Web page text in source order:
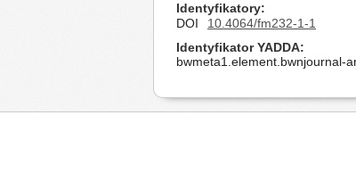
Identyfikatory
DOI
10.4064/fm232-1-1
Identyfikator YADDA
bwmeta1.element.bwnjournal-